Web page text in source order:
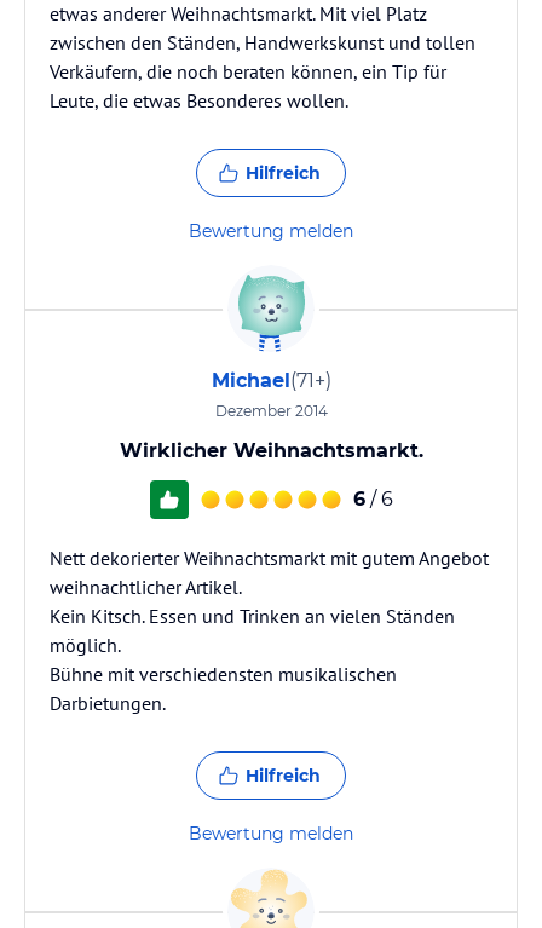
etwas anderer Weihnachtsmarkt. Mit viel Platz
zwischen den Ständen, Handwerkskunst und tollen
Verkäufern, die noch beraten können, ein Tip für
Leute, die etwas Besonderes wollen.
Hilfreich
Bewertung melden
Michael(71+)
Dezember 2014
Wirklicher Weihnachtsmarkt.
6 / 6
Nett dekorierter Weihnachtsmarkt mit gutem Angebot
weihnachtlicher Artikel.
Kein Kitsch. Essen und Trinken an vielen Ständen
möglich.
Bühne mit verschiedensten musikalischen
Darbietungen.
Hilfreich
Bewertung melden